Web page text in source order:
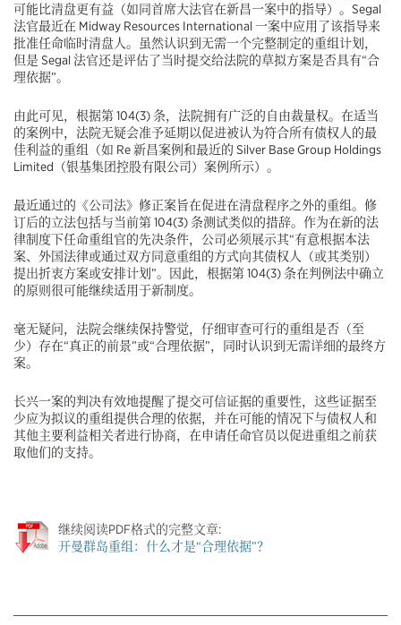
可能比清盘更有益（如同首席大法官在新昌一案中的指导）。Segal
法官最近在 Midway Resources International 一案中应用了该指导来
批准任命临时清盘人。虽然认识到无需一个完整制定的重组计划，
但是 Segal 法官还是评估了当时提交给法院的草拟方案是否具有“合
理依据”。
由此可见，根据第 104(3) 条，法院拥有广泛的自由裁量权。在适当
的案例中，法院无疑会准予延期以促进被认为符合所有债权人的最
佳利益的重组（如 Re 新昌案例和最近的 Silver Base Group Holdings
Limited（银基集团控股有限公司）案例所示）。
最近通过的《公司法》修正案旨在促进在清盘程序之外的重组。修
订后的立法包括与当前第 104(3) 条测试类似的措辞。作为在新的法
律制度下任命重组官的先决条件，公司必须展示其“有意根据本法
案、外国法律或通过双方同意重组的方式向其债权人（或其类别）
提出折衷方案或安排计划”。因此，根据第 104(3) 条在判例法中确立
的原则很可能继续适用于新制度。
毫无疑问，法院会继续保持警觉，仔细审查可行的重组是否（至
少）存在“真正的前景”或“合理依据”，同时认识到无需详细的最终方
案。
长兴一案的判决有效地提醒了提交可信证据的重要性，这些证据至
少应为拟议的重组提供合理的依据，并在可能的情况下与债权人和
其他主要利益相关者进行协商，在申请任命官员以促进重组之前获
取他们的支持。
继续阅读PDF格式的完整文章:
开曼群岛重组：什么才是“合理依据”？